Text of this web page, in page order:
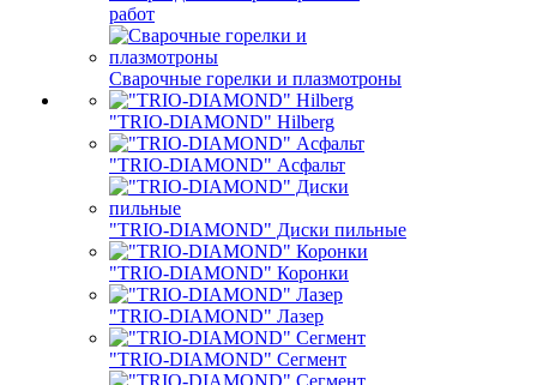
работ
Сварочные горелки и плазмотроны
"TRIO-DIAMOND" Hilberg
"TRIO-DIAMOND" Асфальт
"TRIO-DIAMOND" Диски пильные
"TRIO-DIAMOND" Коронки
"TRIO-DIAMOND" Лазер
"TRIO-DIAMOND" Сегмент